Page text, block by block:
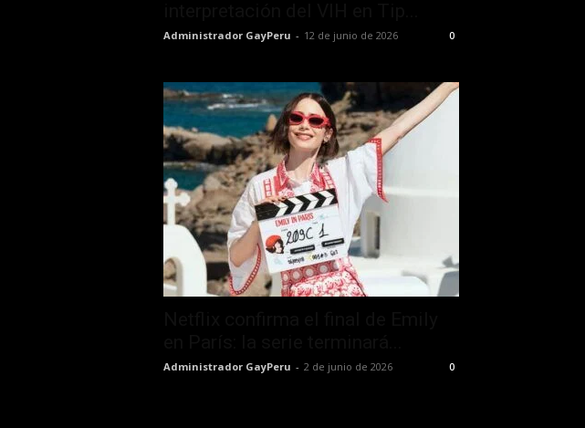
Administrador GayPeru - 12 de junio de 2026 0
Administrador GayPeru - 2 de junio de 2026 0